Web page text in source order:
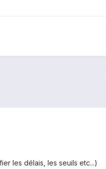
les délais, les seuils etc...)